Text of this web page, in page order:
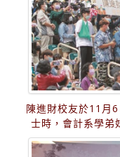
陳進財校友於11月
士時，會計系學弟